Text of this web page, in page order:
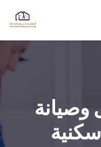
وصيانة